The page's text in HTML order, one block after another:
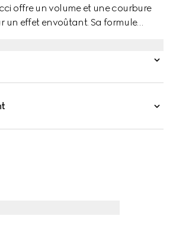
offre un volume et une courbure
un effet envoûtant. Sa formule
tube noir et doté d’une